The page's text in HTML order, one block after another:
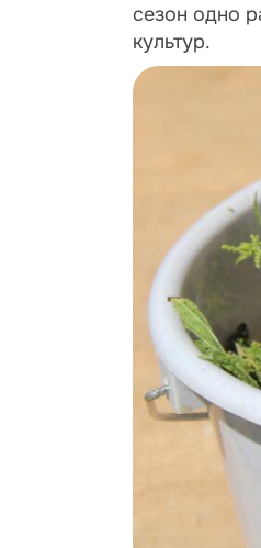
сезон одно
культур.